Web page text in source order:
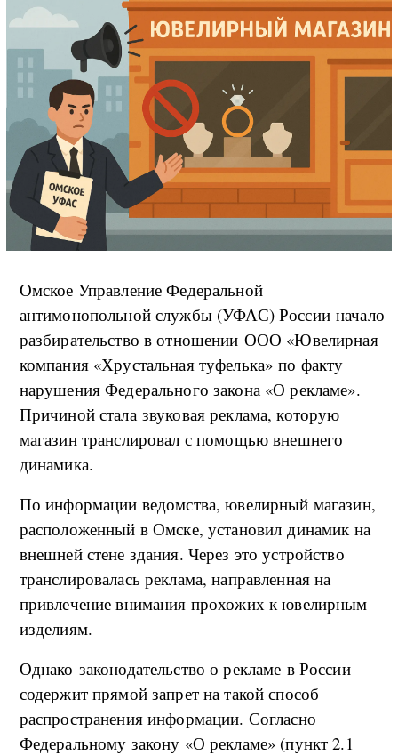
Омское Управление Федеральной
антимонопольной службы (УФАС) России начало
разбирательство в отношении ООО «Ювелирная
компания «Хрустальная туфелька» по факту
нарушения Федерального закона «О рекламе».
Причиной стала звуковая реклама, которую
магазин транслировал с помощью внешнего
динамика.
По информации ведомства, ювелирный магазин,
расположенный в Омске, установил динамик на
внешней стене здания. Через это устройство
транслировалась реклама, направленная на
привлечение внимания прохожих к ювелирным
изделиям.
Однако законодательство о рекламе в России
содержит прямой запрет на такой способ
распространения информации. Согласно
Федеральному закону «О рекламе» (пункт 2.1